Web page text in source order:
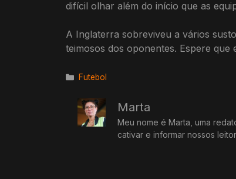
difícil olhar além do início que as
A Inglaterra sobreviveu a vários
teimosos dos oponentes. Espere
Categorias
Futebol
Marta
Meu nome é Marta, uma
cativar e informar nossos